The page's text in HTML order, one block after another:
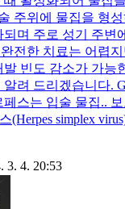
주위에 물집을 형
며 주로 성기 주변
전한 치료는 어렵
빈도 감소가 가능
려 드리겠습니다.
스는 입술 물집..
(Herpes simplex
3. 4. 20:53